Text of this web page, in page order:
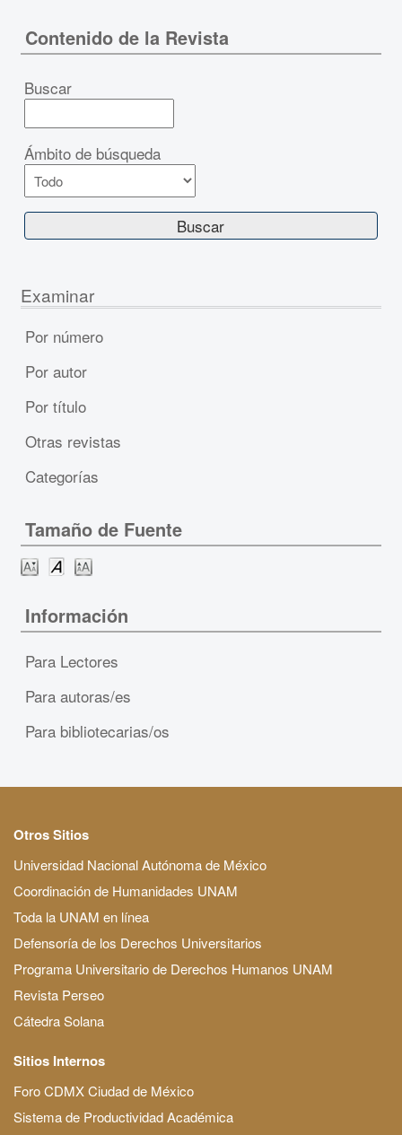
Contenido de la Revista
Buscar
Ámbito de búsqueda
Examinar
Por número
Por autor
Por título
Otras revistas
Categorías
Tamaño de Fuente
Información
Para Lectores
Para autoras/es
Para bibliotecarias/os
Otros Sitios
Universidad Nacional Autónoma de México
Coordinación de Humanidades UNAM
Toda la UNAM en línea
Defensoría de los Derechos Universitarios
Programa Universitario de Derechos Humanos UNAM
Revista Perseo
Cátedra Solana
Sitios Internos
Foro CDMX Ciudad de México
Sistema de Productividad Académica